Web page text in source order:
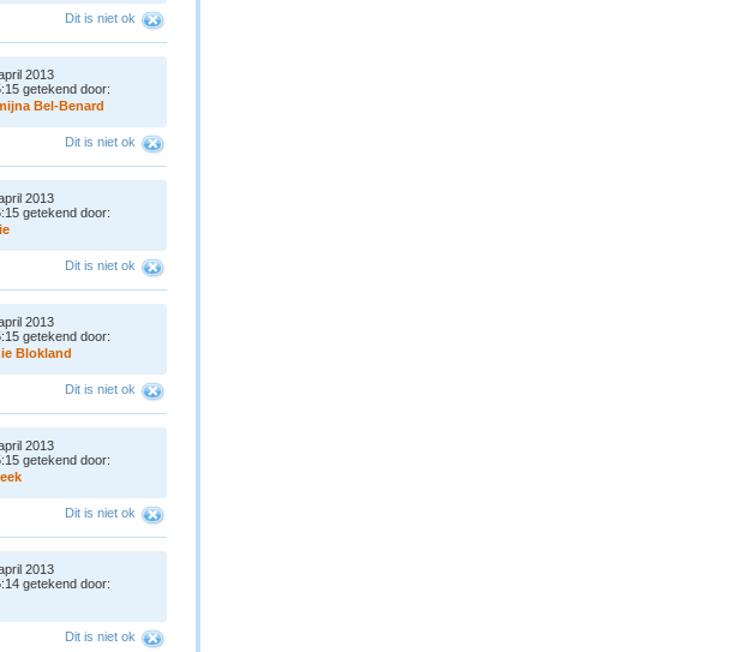
Dit is niet ok
2013
getekend door:
ijna Bel-Benard
Dit is niet ok
2013
getekend door:
ie
Dit is niet ok
2013
getekend door:
ie Blokland
Dit is niet ok
2013
getekend door:
eek
Dit is niet ok
2013
getekend door:
Dit is niet ok